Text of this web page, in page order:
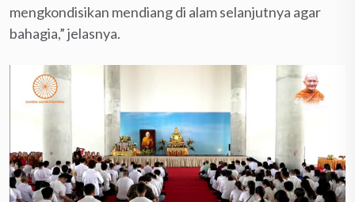
mengkondisikan mendiang di alam selanjutnya agar
bahagia,” jelasnya.